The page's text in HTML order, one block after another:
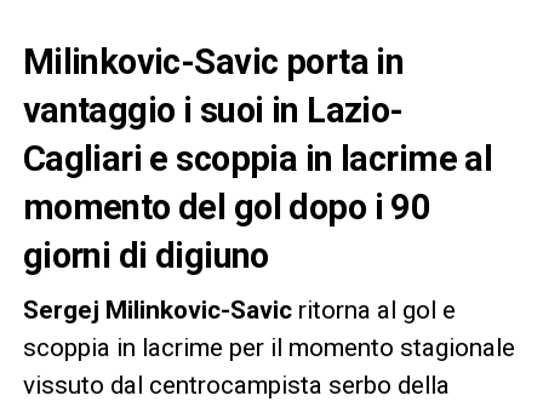
Milinkovic-Savic porta in
vantaggio i suoi in Lazio-
Cagliari e scoppia in lacrime al
momento del gol dopo i 90
giorni di digiuno
Sergej Milinkovic-Savicritorna al gol e
scoppia in lacrime per il momento stagionale
vissuto dal centrocampista serbo della